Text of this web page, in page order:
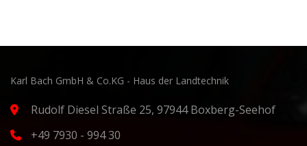
Karl Bach GmbH & Co.KG - Haus der Landtechnik
Rudolf Diesel Straße 25, 97944 Boxberg-Seehof
+49 7930 - 994 30